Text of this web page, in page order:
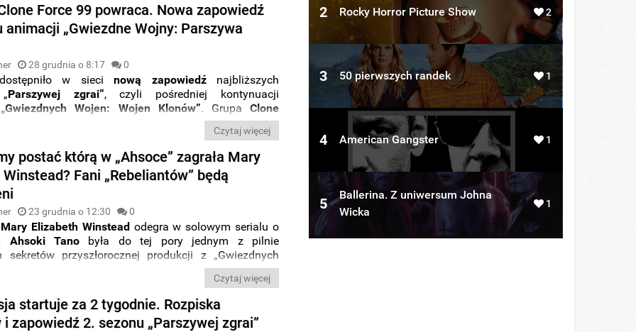
Force 99 powraca. Nowa zapowiedź
animacji „Gwiezdne Wojny: Parszywa
28 grudnia o 8:17 0
w siecinową zapowiedźnajbliższych
Parszywej zgrai”, czyli pośredniej kontynuacji
„Gwiezdnych Wojen: Wojen Klonów”. GrupaClone
Czytaj więcej
postać którą w „Ahsoce” zagrała Mary
Fani „Rebeliantów” będą
23 grudnia o 12:30 0
Mary Elizabeth Winsteadodegra w solowym serialu o
Ahsoki Tano była do tej pory jednym z pilnie
sekretów przyszłorocznej produkcji z „Gwiezdnych
przecieki z Lucasfilmu sugerują, że aktorka
postać dobrze znaną widzom animacji osadzonych w
O ile doczekają się one potwierdzenia –
rola Hery Syndulli, znanej z „Rebeliantów”
Czytaj więcej
startuje za 2 tygodnie. Rozpiska
zapowiedź 2. sezonu „Parszywej zgrai”
2 Rocky Horror Picture Show 2
3 50 pierwszych randek 1
4 American Gangster 1
5
Ballerina. Z uniwersum Johna
Wicka
1